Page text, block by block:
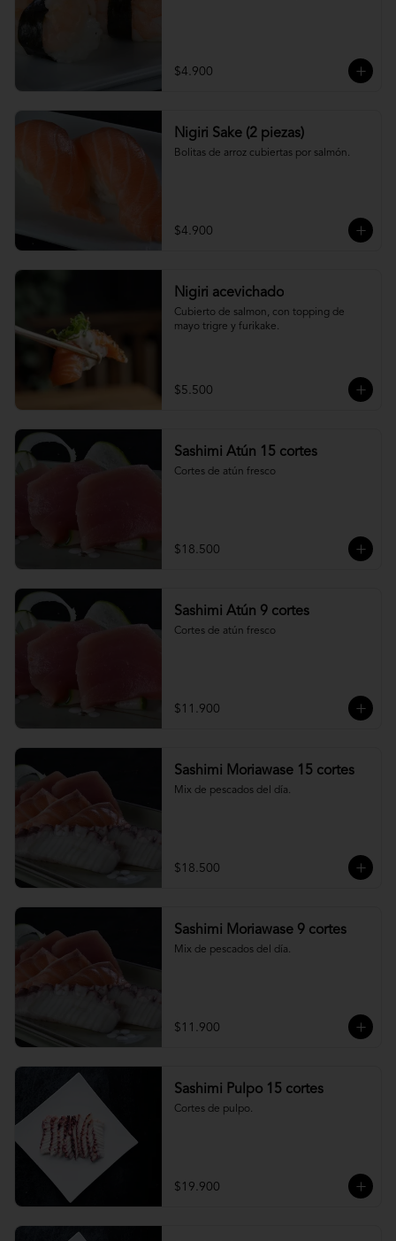
$4.900
Nigiri Sake (2 piezas)
Bolitas de arroz cubiertas por salmón.
$4.900
Nigiri acevichado
Cubierto de salmon, con topping de
mayo trigre y furikake.
$5.500
Sashimi Atún 15 cortes
Cortes de atún fresco
$18.500
Sashimi Atún 9 cortes
Cortes de atún fresco
$11.900
Sashimi Moriawase 15 cortes
Mix de pescados del día.
$18.500
Sashimi Moriawase 9 cortes
Mix de pescados del día.
$11.900
Sashimi Pulpo 15 cortes
Cortes de pulpo.
$19.900